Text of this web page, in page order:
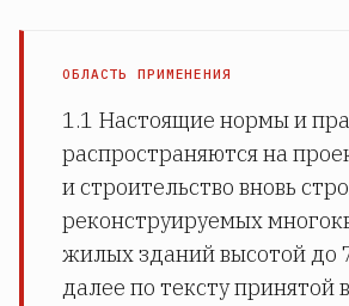
ОБЛАСТЬ ПРИМЕНЕНИЯ
1.1 Настоящие нормы и
распространяются на
и строительство вновь
реконструируемых
жилых зданий высотой до
далее по тексту принятой в